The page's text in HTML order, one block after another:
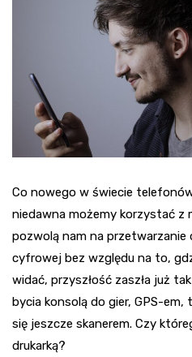
Co nowego w świecie
niedawna możemy korzystać z
pozwolą nam na
cyfrowej bez względu na to,
widać, przyszłość zaszła już
bycia konsolą do gier, GPS-em,
się jeszcze skanerem. Czy
drukarką?